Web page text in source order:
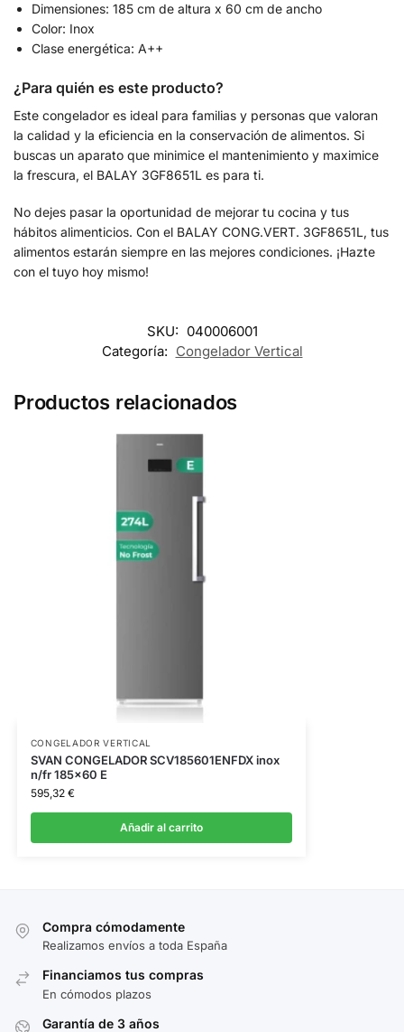
Dimensiones: 185 cm de altura x 60 cm de ancho
Color: Inox
Clase energética: A++
¿Para quién es este producto?
Este congelador es ideal para familias y personas que valoran
la calidad y la eficiencia en la conservación de alimentos. Si
buscas un aparato que minimice el mantenimiento y maximice
la frescura, el BALAY 3GF8651L es para ti.
No dejes pasar la oportunidad de mejorar tu cocina y tus
hábitos alimenticios. Con el BALAY CONG.VERT. 3GF8651L, tus
alimentos estarán siempre en las mejores condiciones. ¡Hazte
con el tuyo hoy mismo!
SKU: 040006001
Categoría: Congelador Vertical
Productos relacionados
CONGELADOR VERTICAL
SVAN CONGELADOR SCV185601ENFDX inox
n/fr 185×60 E
595,32 €
Añadir al carrito
Compra cómodamente
Realizamos envíos a toda España
Financiamos tus compras
En cómodos plazos
Garantía de 3 años